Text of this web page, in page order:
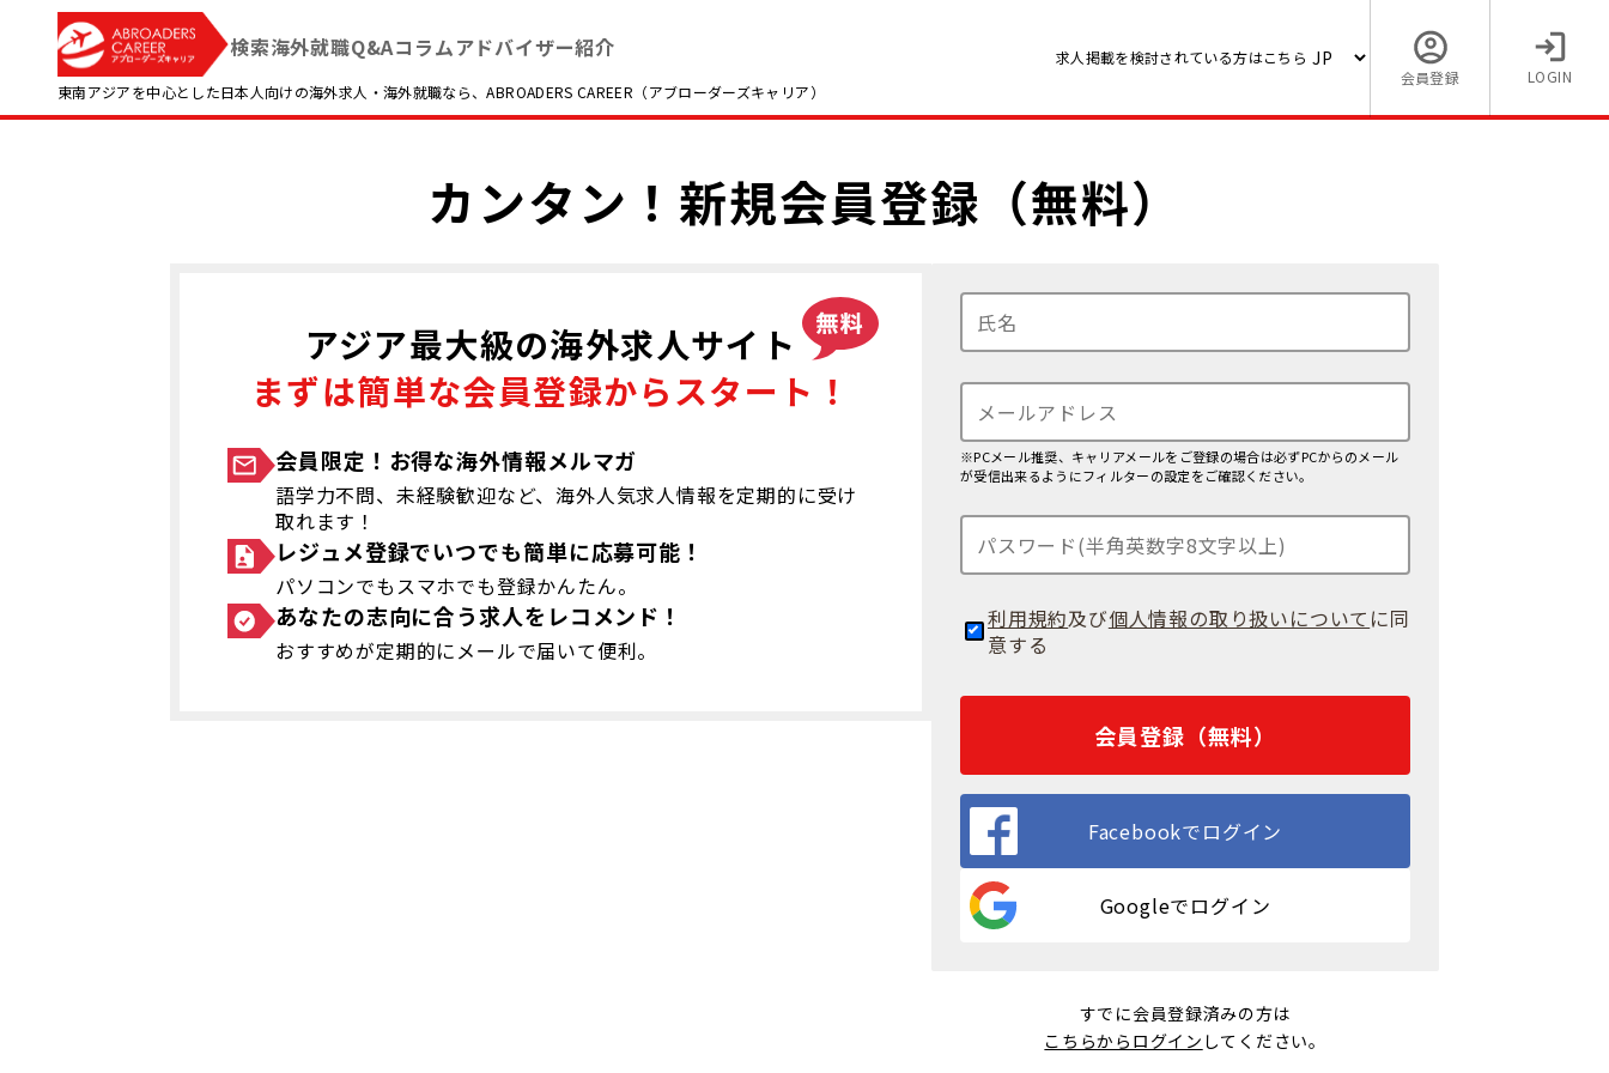
検索海外就職Q&Aコラムアドバイザー紹介
東南アジアを中心とした日本人向けの海外求人・海外就職なら、ABROADERS CAREER（アブローダーズキャリア）
求人掲載を検討されている方はこちら
会員登録
LOGIN
カンタン！ 新規会員登録（無料）
アジア最大級の海外求人サイト
まずは簡単な会員登録からスタート！
会員限定！お得な海外情報メルマガ
語学力不問、未経験歓迎など、海外人気求人情報を定期的に受け
取れます！
レジュメ登録でいつでも簡単に応募可能！
パソコンでもスマホでも登録かんたん。
あなたの志向に合う求人をレコメンド！
おすすめが定期的にメールで届いて便利。
※PCメール推奨、キャリアメールをご登録の場合は必ずPCからのメール
が受信出来るようにフィルターの設定をご確認ください。
利用規約及び個人情報の取り扱いについて に同
意する
会員登録（無料）
Facebookでログイン
Googleでログイン
すでに会員登録済みの方は
こちらからログイン してください。